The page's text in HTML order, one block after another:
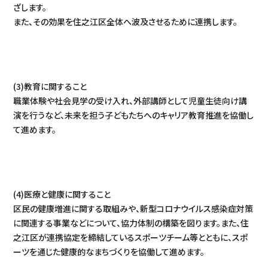
ざします。
また、その効果を住之江区全体へ波及させるために連携します。
(3)教育に関すること
職業体験や社会見学の受け入れ、外部講師として児童生徒向け講
演を行うなど、未来を担う子どもたちへのキャリア教育推進を協働し
て進めます。
(4)医療と健康に関すること
区民の健康増進に関する取組みや、新型コロナウイルス感染症対策
に関連する事業などについて、協力体制の構築を図ります。また、住
之江区が連携協定を締結しているスポーツチーム等とともに、スポ
ーツを通じた健康的なまちづくりを協働して進めます。